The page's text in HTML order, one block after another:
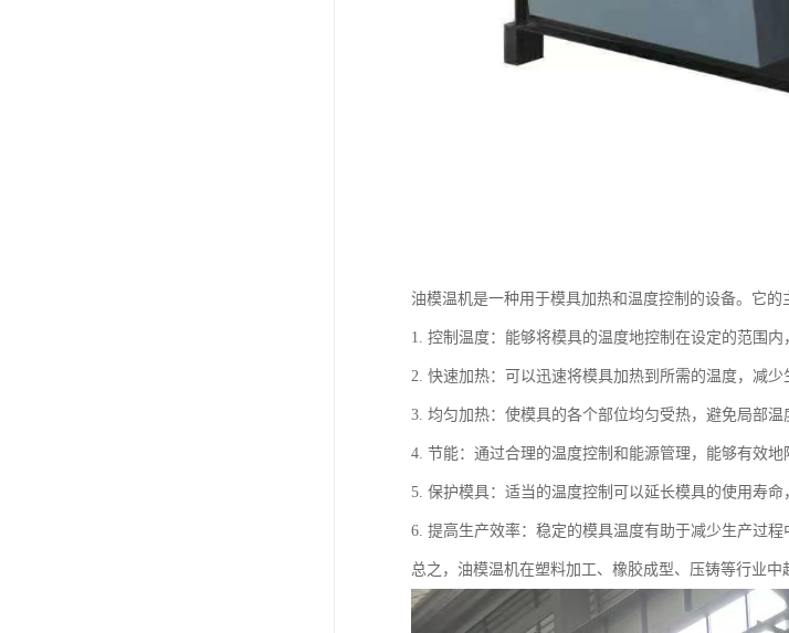
油模温机是一种用于模具加热和温度控制的设备。它的
1. 控制温度：能够将模具的温度地控制在设定的范围
2. 快速加热：可以迅速将模具加热到所需的温度，减少
3. 均匀加热：使模具的各个部位均匀受热，避免局部
4. 节能：通过合理的温度控制和能源管理，能够有效地
5. 保护模具：适当的温度控制可以延长模具的使用寿命
6. 提高生产效率：稳定的模具温度有助于减少生产过
总之，油模温机在塑料加工、橡胶成型、压铸等行业